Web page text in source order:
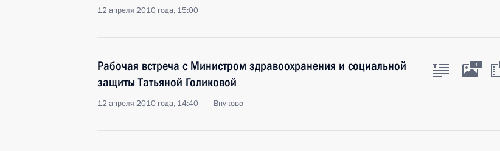
12 апреля 2010 года, 15:00
Рабочая встреча с Министром здравоохранения и социальной
защиты Татьяной Голиковой
12 апреля 2010 года, 14:40 Внуково
1